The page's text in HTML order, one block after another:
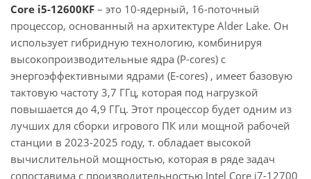
Core i5-12600KF – это 10-ядерный, 16-поточный
процессор, основанный на архитектуре Alder Lake. Он
использует гибридную технологию, комбинируя
высокопроизводительные ядра (P-cores) с
энергоэффективными ядрами (E-cores) , имеет базовую
тактовую частоту 3,7 ГГц, которая под нагрузкой
повышается до 4,9 ГГц. Этот процессор будет одним из
лучших для сборки игрового ПК или мощной рабочей
станции в 2023-2025 году, т. обладает высокой
вычислительной мощностью, которая в ряде задач
сопоставима с производительностью Intel Core i7-12700